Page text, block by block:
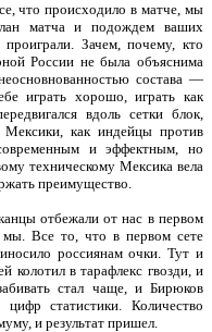
что происходило в матче, мы
матча и подождем ваших
Зачем, почему, кто
России не была объяснима
состава —
играть хорошо, играть как
вдоль сетки блок,
как индейцы против
и эффектным, но
техническому Мексика вела
преимущество.
отбежали от нас в первом
мы. Все то, что в первом сете
россиянам очки. Тут и
в тарафлекс гвозди, и
стал чаще, и Бирюков
статистики. Количество
и результат пришел.